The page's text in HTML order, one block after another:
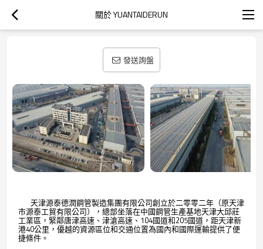
關於 YUANTAIDERUN
發送詢盤
天津源泰德潤鋼管製造集團有限公司創立於二零零二年（原天津
市源泰工貿有限公司），總部坐落在中國鋼管生產基地天津大邱莊
工業區，緊鄰唐津高速、津滄高速、104國道和205國道，距天津新
港40公里，優越的資源區位和交通位置為國內和國際運輸提供了便
捷條件。